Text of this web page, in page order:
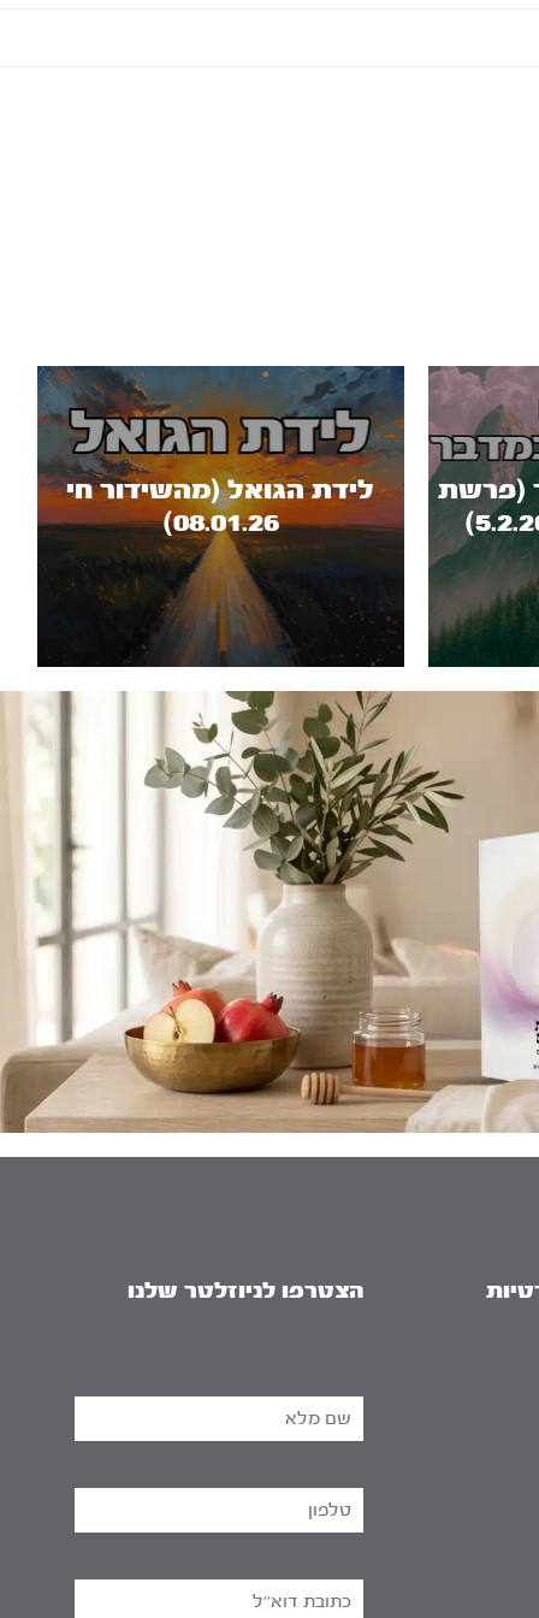
(פרשת
לידת הגואל (מהשידור חי
08.01.26)
הצטרפו לניוזלטר שלנו